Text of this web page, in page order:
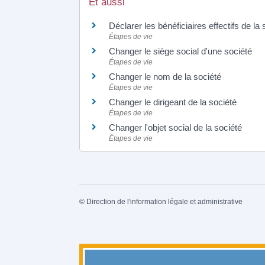
Déclarer les bénéficiaires effectifs de la
Étapes de vie
Changer le siège social d'une société
Étapes de vie
Changer le nom de la société
Étapes de vie
Changer le dirigeant de la société
Étapes de vie
Changer l'objet social de la société
Étapes de vie
© Direction de l'information légale et administrative